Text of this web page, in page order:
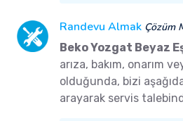
Randevu Almak Çözüm
Beko Yozgat Beyaz
arıza, bakım, onarım
olduğunda, bizi
arayarak servis